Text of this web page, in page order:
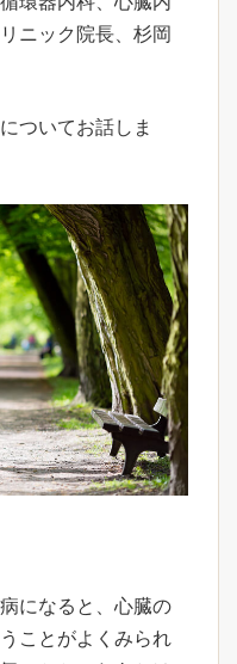
ニック院長、杉岡
ついてお話しま
になると、心臓の
ことがよくみられ